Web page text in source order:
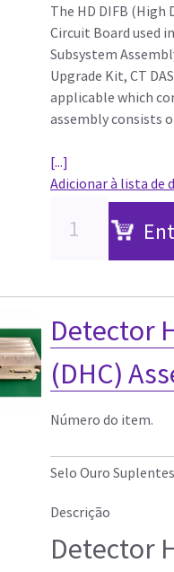
The HD DIFB
Circuit Board used
Subsystem
Upgrade Kit, CT
applicable which
assembly consists
[...]
Adicionar à lista de
Detector
(DHC)
Número do item.
Selo Ouro Suplentes
Descrição
Detector